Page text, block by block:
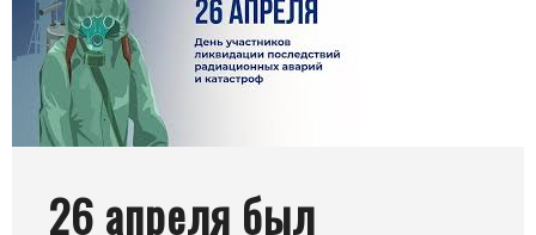
26 апреля был